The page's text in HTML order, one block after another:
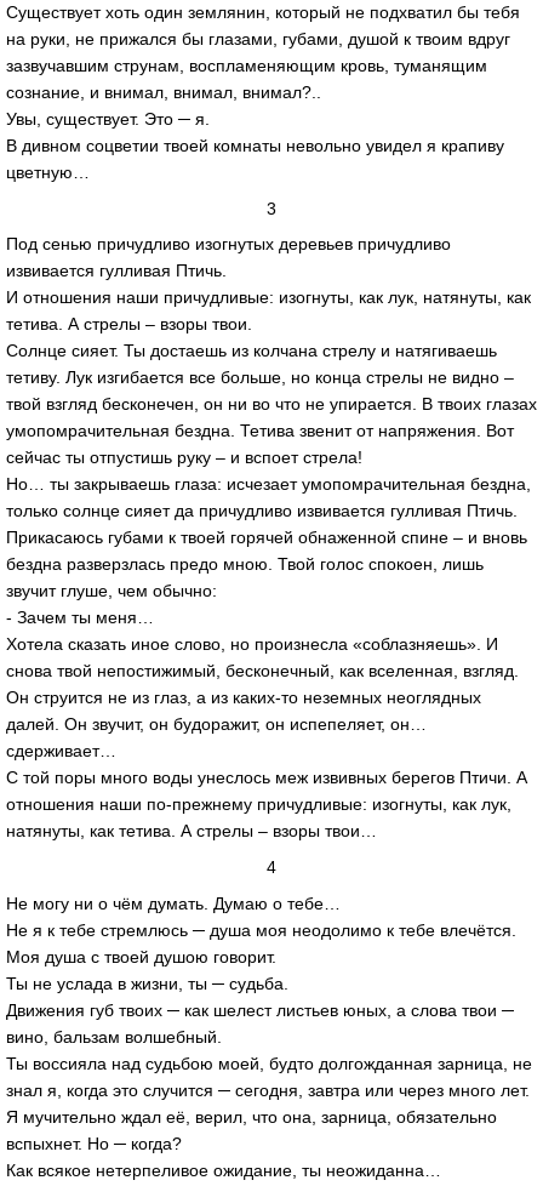
Существует хоть один землянин, который не подхватил бы тебя
на руки, не прижался бы глазами, губами, душой к твоим вдруг
зазвучавшим струнам, воспламеняющим кровь, туманящим
сознание, и внимал, внимал, внимал?..
Увы, существует. Это ─ я.
В дивном соцветии твоей комнаты невольно увидел я крапиву
цветную…
3
Под сенью причудливо изогнутых деревьев причудливо
извивается гулливая Птичь.
И отношения наши причудливые: изогнуты, как лук, натянуты, как
тетива. А стрелы – взоры твои.
Солнце сияет. Ты достаешь из колчана стрелу и натягиваешь
тетиву. Лук изгибается все больше, но конца стрелы не видно –
твой взгляд бесконечен, он ни во что не упирается. В твоих глазах
умопомрачительная бездна. Тетива звенит от напряжения. Вот
сейчас ты отпустишь руку – и вспоет стрела!
Но… ты закрываешь глаза: исчезает умопомрачительная бездна,
только солнце сияет да причудливо извивается гулливая Птичь.
Прикасаюсь губами к твоей горячей обнаженной спине – и вновь
бездна разверзлась предо мною. Твой голос спокоен, лишь
звучит глуше, чем обычно:
- Зачем ты меня…
Хотела сказать иное слово, но произнесла «соблазняешь». И
снова твой непостижимый, бесконечный, как вселенная, взгляд.
Он струится не из глаз, а из каких-то неземных неоглядных
далей. Он звучит, он будоражит, он испепеляет, он…
сдерживает…
С той поры много воды унеслось меж извивных берегов Птичи. А
отношения наши по-прежнему причудливые: изогнуты, как лук,
натянуты, как тетива. А стрелы – взоры твои…
4
Не могу ни о чём думать. Думаю о тебе…
Не я к тебе стремлюсь ─ душа моя неодолимо к тебе влечётся.
Моя душа с твоей душою говорит.
Ты не услада в жизни, ты ─ судьба.
Движения губ твоих ─ как шелест листьев юных, а слова твои ─
вино, бальзам волшебный.
Ты воссияла над судьбою моей, будто долгожданная зарница, не
знал я, когда это случится ─ сегодня, завтра или через много лет.
Я мучительно ждал её, верил, что она, зарница, обязательно
вспыхнет. Но ─ когда?
Как всякое нетерпеливое ожидание, ты неожиданна…